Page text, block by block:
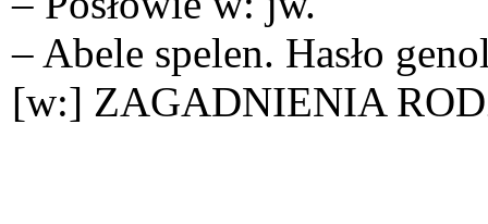
– Abele spelen. Hasło
[w:] ZAGADNIENIA